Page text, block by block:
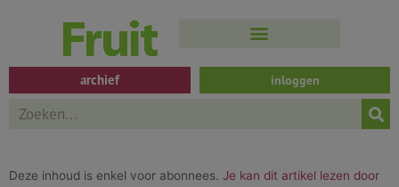
inhoud
archief inloggen
Search
Deze inhoud is enkel voor abonnees. Je kan dit artikel lezen door